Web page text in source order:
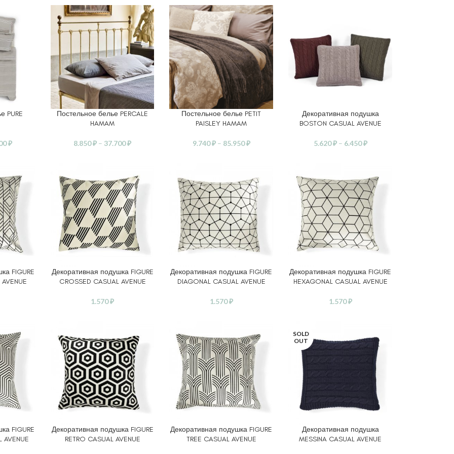
PURE
₽
ВЫБЕРИТЕ ПАРАМЕТРЫ
Постельное белье PERCALE
HAMAM
8.850₽ – 37.700₽
ВЫБЕРИТЕ ПАРАМЕТРЫ
Постельное белье PETIT
PAISLEY HAMAM
9.740₽ – 85.950₽
ВЫБЕРИТЕ ПАРАМЕТРЫ
Декоративная подушка
BOSTON CASUAL AVENUE
5.620₽ – 6.450₽
FIGURE
В КОРЗИНУ
Декоративная подушка FIGURE
CROSSED CASUAL AVENUE
1.570₽
В КОРЗИНУ
Декоративная подушка FIGURE
DIAGONAL CASUAL AVENUE
1.570₽
В КОРЗИНУ
Декоративная подушка FIGURE
HEXAGONAL CASUAL AVENUE
1.570₽
FIGURE
AVENUE
В КОРЗИНУ
Декоративная подушка FIGURE
RETRO CASUAL AVENUE
В КОРЗИНУ
Декоративная подушка FIGURE
TREE CASUAL AVENUE
SOLD
OUT
ВЫБЕРИТЕ ПАРАМЕТРЫ
Декоративная подушка
MESSINA CASUAL AVENUE